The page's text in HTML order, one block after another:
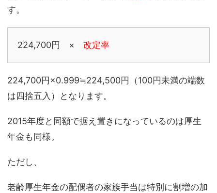
す。
224,700円 × 改定率
224,700円×0.999≒224,500円（100円未満の端数
は四捨五入）となります。
2015年度と同額で据え置きになっているのは厚生
年金も同様。
ただし、
老齢厚生年金の配偶者の家族手当は特別に割増の加